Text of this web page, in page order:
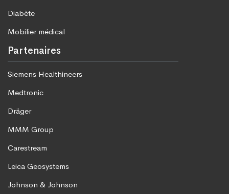
Diabète
Mobilier médical
Partenaires
Siemens Healthineers
Medtronic
Dräger
MMM Group
Carestream
Leica Geosystems
Johnson & Johnson